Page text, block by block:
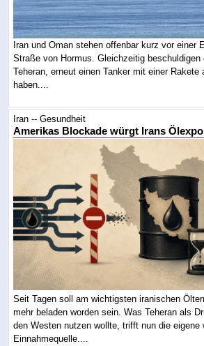
Iran und Oman stehen offenbar kurz vor einer
Straße von Hormus. Gleichzeitig beschuldigen
Teheran, erneut einen Tanker mit einer Rakete
haben....
Iran -- Gesundheit
Amerikas Blockade würgt Irans
Seit Tagen soll am wichtigsten iranischen
mehr beladen worden sein. Was Teheran als
den Westen nutzen wollte, trifft nun die eigene
Einnahmequelle....